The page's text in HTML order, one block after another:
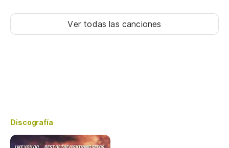
Ver todas las canciones
Discografía